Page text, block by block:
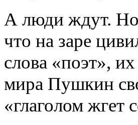
А люди ждут. Но
что на заре
слова «поэт»,
мира Пушкин
«глаголом жгет